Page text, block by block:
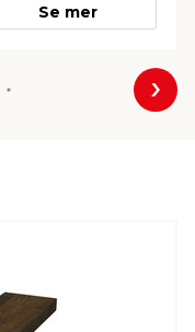
Se mer